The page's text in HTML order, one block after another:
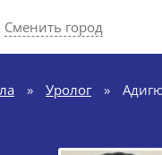
Сменить город
» Уролог »